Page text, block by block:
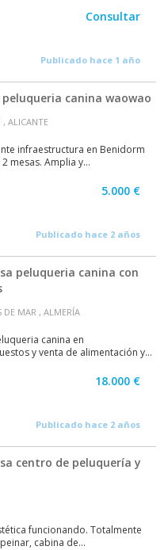
Consultar
Publicado hace 1 año
canina waowao
, ALICANTE
infraestructura en Benidorm
mesas. Amplia y...
5.000 €
Publicado hace 2 años
peluqueria canina con
DE MAR , ALMERÍA
canina en
y venta de alimentación y...
18.000 €
Publicado hace 2 años
centro de peluquería y
funcionando. Totalmente
cabina de...